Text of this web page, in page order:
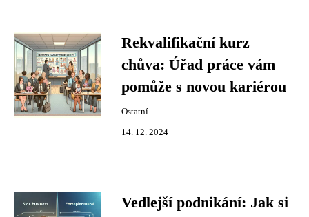
Rekvalifikační kurz
chůva: Úřad práce vám
pomůže s novou kariérou
Ostatní
14. 12. 2024
Vedlejší podnikání: Jak si